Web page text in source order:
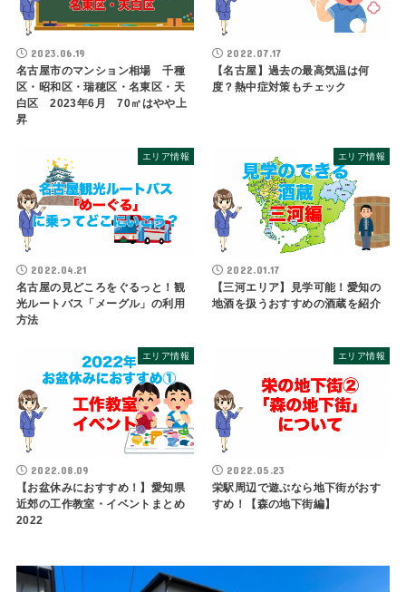
2023.06.19
名古屋市のマンション相場 千種
区・昭和区・瑞穂区・名東区・天
白区 2023年6月 70㎡はやや上
昇
2022.07.17
【名古屋】過去の最高気温は何
度？熱中症対策もチェック
エリア情報
2022.04.21
名古屋の見どころをぐるっと！観
光ルートバス「メーグル」の利用
方法
エリア情報
2022.01.17
【三河エリア】見学可能！愛知の
地酒を扱うおすすめの酒蔵を紹介
エリア情報
2022.08.09
【お盆休みにおすすめ！】愛知県
近郊の工作教室・イベントまとめ
2022
エリア情報
2022.05.23
栄駅周辺で遊ぶなら地下街がおす
すめ！【森の地下街編】